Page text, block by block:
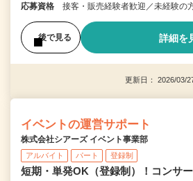
応募資格 接客・販売経験者歓迎／未経験の
後で見る 詳細を
更新日： 2026/03/
イベントの運営サポート
株式会社シアーズ イベント事業部
アルバイト パート 登録制
短期・単発OK（登録制）！コンサ